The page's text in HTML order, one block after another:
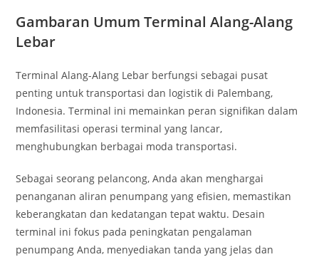
Gambaran Umum Terminal Alang-Alang
Lebar
Terminal Alang-Alang Lebar berfungsi sebagai pusat
penting untuk transportasi dan logistik di Palembang,
Indonesia. Terminal ini memainkan peran signifikan dalam
memfasilitasi operasi terminal yang lancar,
menghubungkan berbagai moda transportasi.
Sebagai seorang pelancong, Anda akan menghargai
penanganan aliran penumpang yang efisien, memastikan
keberangkatan dan kedatangan tepat waktu. Desain
terminal ini fokus pada peningkatan pengalaman
penumpang Anda, menyediakan tanda yang jelas dan